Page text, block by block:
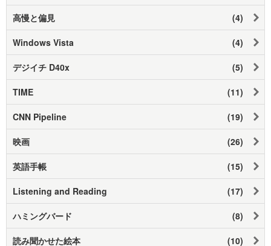
高慢と偏見 (4)
Windows Vista (4)
デジイチ D40x (5)
TIME (11)
CNN Pipeline (19)
映画 (26)
英語手帳 (15)
Listening and Reading (17)
ハミングバード (8)
読み聞かせた絵本 (10)